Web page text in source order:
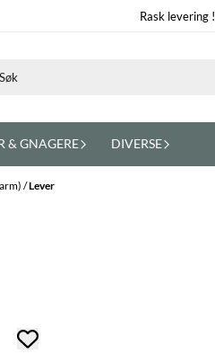
Rask levering !
& GNAGERE DIVERSE
/Lever